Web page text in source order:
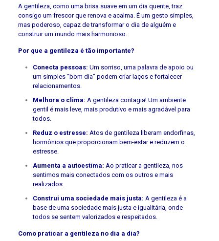
A gentileza, como uma brisa suave em um dia quente, traz
consigo um frescor que renova e acalma. É um gesto simples,
mas poderoso, capaz de transformar o dia de alguém e
construir um mundo mais harmonioso.
Por que a gentileza é tão importante?
Conecta pessoas: Um sorriso, uma palavra de apoio ou
um simples “bom dia” podem criar laços e fortalecer
relacionamentos.
Melhora o clima: A gentileza contagia! Um ambiente
gentil é mais leve, mais produtivo e mais agradável para
todos.
Reduz o estresse: Atos de gentileza liberam endorfinas,
hormônios que proporcionam bem-estar e reduzem o
estresse.
Aumenta a autoestima: Ao praticar a gentileza, nos
sentimos mais conectados com os outros e mais
realizados.
Construi uma sociedade mais justa: A gentileza é a
base de uma sociedade mais justa e igualitária, onde
todos se sentem valorizados e respeitados.
Como praticar a gentileza no dia a dia?